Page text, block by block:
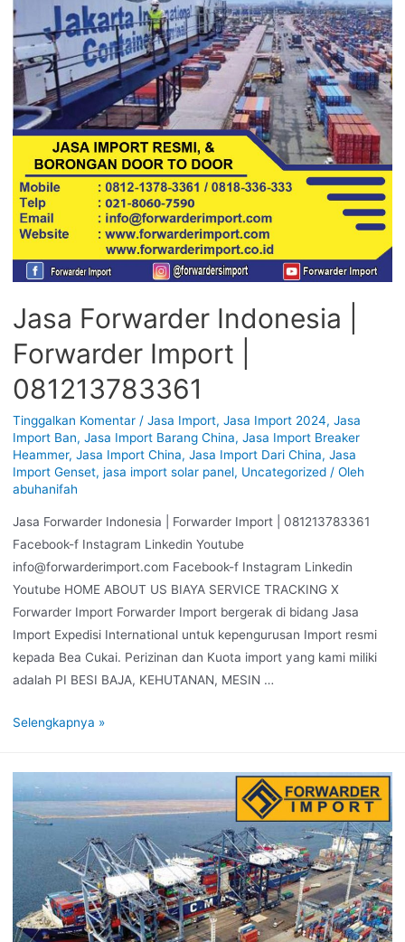
Jasa Forwarder Indonesia |
Forwarder Import |
081213783361
Tinggalkan Komentar / Jasa Import, Jasa Import 2024, Jasa
Import Ban, Jasa Import Barang China, Jasa Import Breaker
Heammer, Jasa Import China, Jasa Import Dari China, Jasa
Import Genset, jasa import solar panel, Uncategorized/ Oleh
abuhanifah
Jasa Forwarder Indonesia | Forwarder Import | 081213783361
Facebook-f Instagram Linkedin Youtube
info@forwarderimport.com Facebook-f Instagram Linkedin
Youtube HOME ABOUT US BIAYA SERVICE TRACKING X
Forwarder Import Forwarder Import bergerak di bidang Jasa
Import Expedisi International untuk kepengurusan Import resmi
kepada Bea Cukai. Perizinan dan Kuota import yang kami miliki
adalah PI BESI BAJA, KEHUTANAN, MESIN …
Selengkapnya »